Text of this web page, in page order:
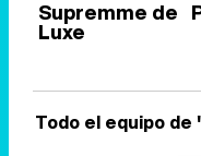
Supremme de
Luxe
Todo el equipo